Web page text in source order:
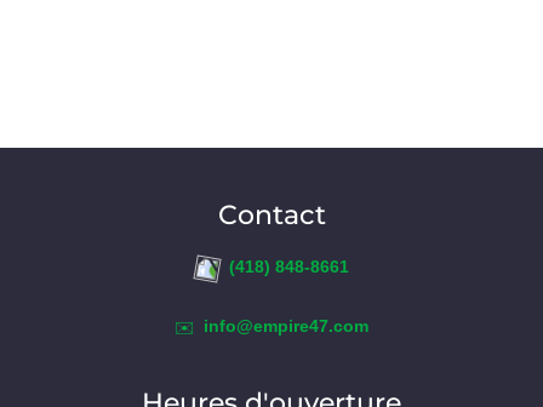
Contact
(418) 848-8661
✉️ info@empire47.com